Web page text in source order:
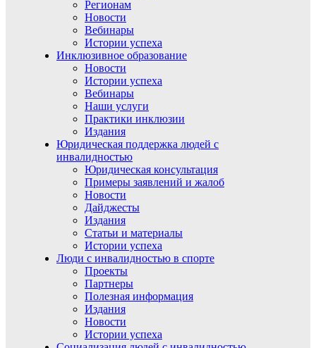
Регионам
Новости
Вебинары
Истории успеха
Инклюзивное образование
Новости
Истории успеха
Вебинары
Наши услуги
Практики инклюзии
Издания
Юридическая поддержка людей с
инвалидностью
Юридическая консультация
Примеры заявлений и жалоб
Новости
Дайджесты
Издания
Статьи и материалы
Истории успеха
Люди с инвалидностью в спорте
Проекты
Партнеры
Полезная информация
Издания
Новости
Истории успеха